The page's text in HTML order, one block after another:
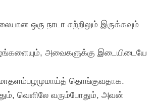
ஒரு நாடா சுற்றிலும் இருக்கவும்
அவைகளுக்கு இடையிடையே
மாதளம்பழமுமாய்த் தொங்குவதாக.
வெளிலே வரும்போதும், அவன்